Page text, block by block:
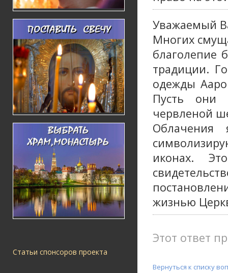
Статьи спонсоров проекта
Уважаемый
Многих
благолепие
традиции.
одежды
Пусть они
червленой
Облачения
иконах.
жизнью
Этот ответ
Вернуться к списку